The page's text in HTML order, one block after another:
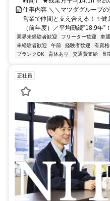
仕事内容 ＼＼マツダグループ
営業で仲間と支え合える！ ✨
（前年度）／平均勤続”18.9年
業界未経験者歓迎 フリーター歓迎 車
未経験者歓迎
午前 経験者歓迎 有資
ブランクOK
育休あり 交通費支給 長
正社員